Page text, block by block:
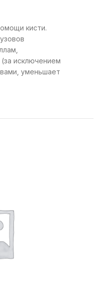
кисти.
исключением
уменьшает